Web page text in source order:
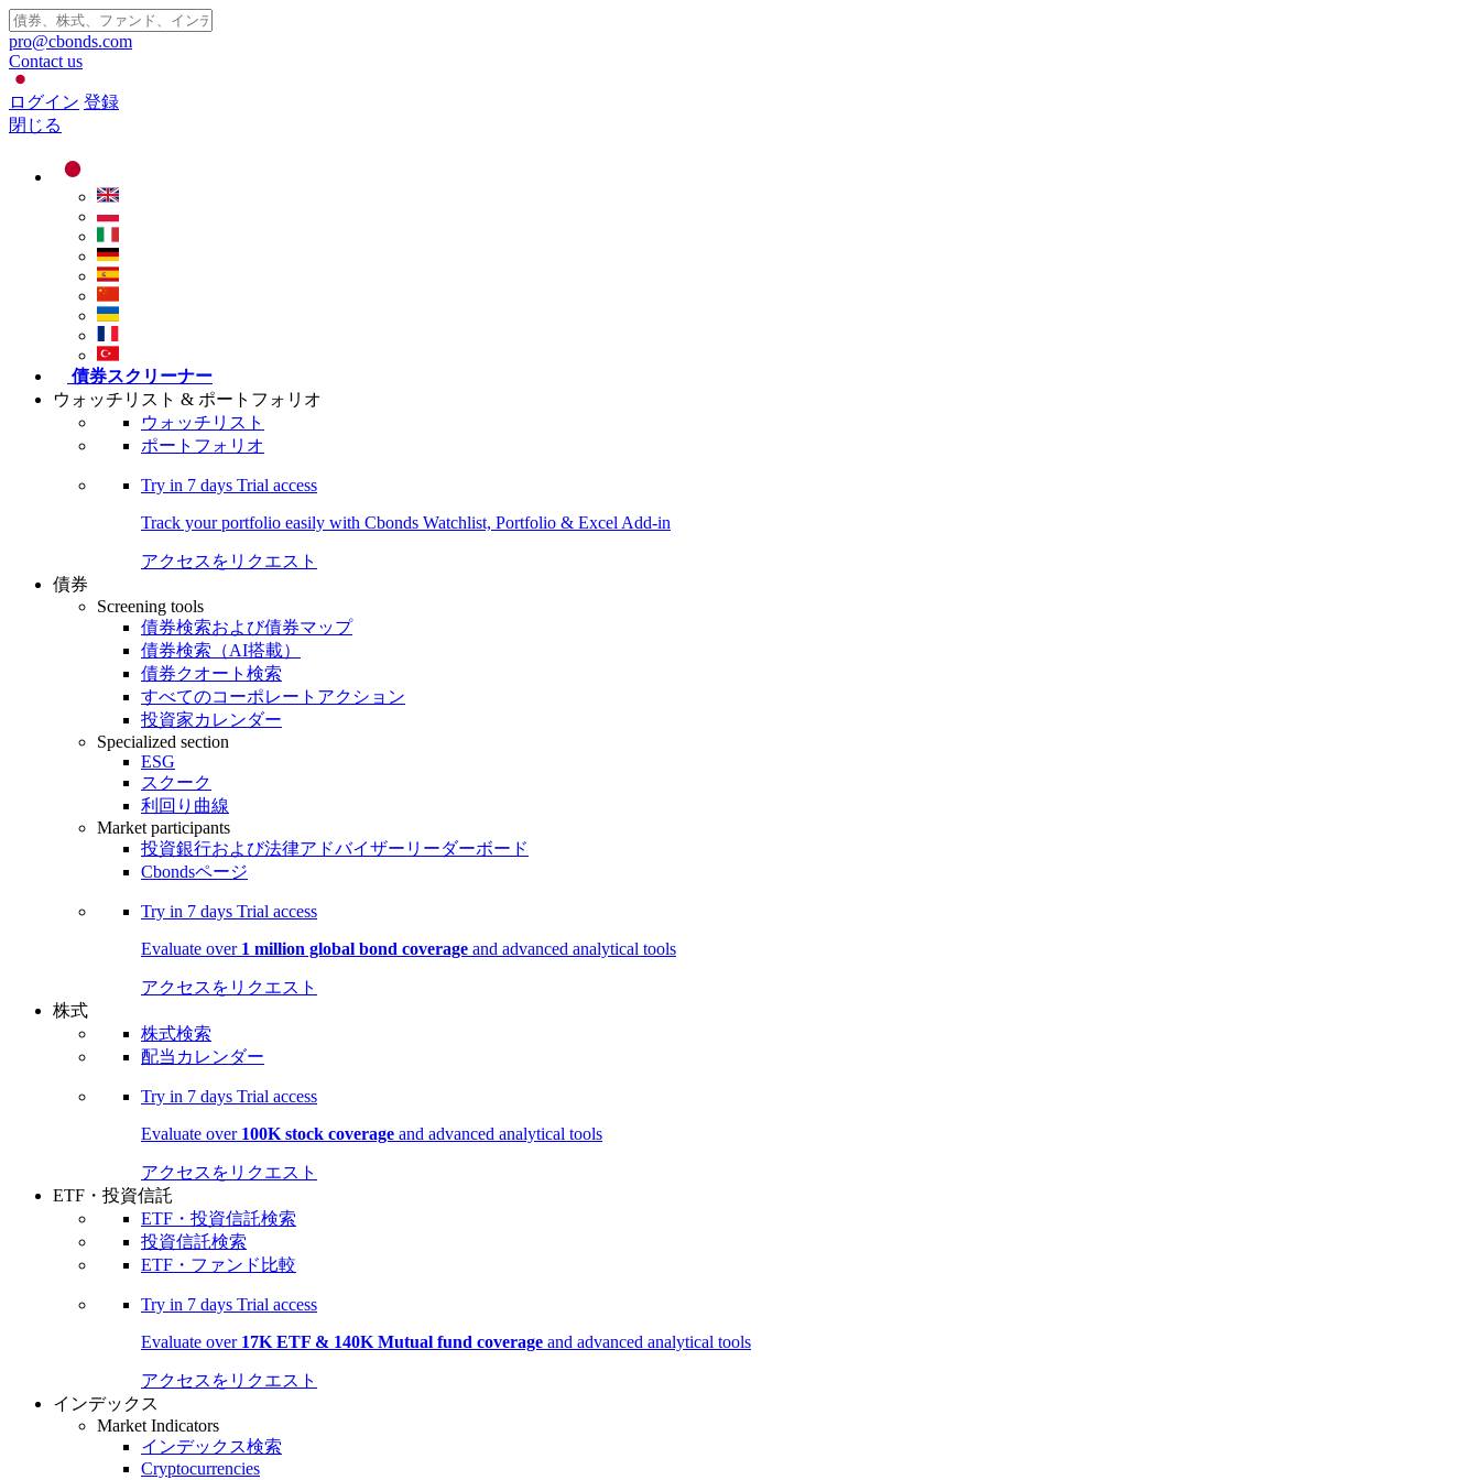
pro@cbonds.com
Contact us
ログイン 登録
閉じる
債券スクリーナー
ウォッチリスト & ポートフォリオ
ウォッチリスト
ポートフォリオ
Try in 7 days Trial access
Track your portfolio easily with Cbonds Watchlist, Portfolio & Excel Add-in
アクセスをリクエスト
債券
Screening tools
債券検索および債券マップ
債券検索（AI搭載）
債券クオート検索
すべてのコーポレートアクション
投資家カレンダー
Specialized section
ESG
スクーク
利回り曲線
Market participants
投資銀行および法律アドバイザーリーダーボード
Cbondsページ
Try in 7 days Trial access
Evaluate over 1 million global bond coverage and advanced analytical tools
アクセスをリクエスト
株式
株式検索
配当カレンダー
Try in 7 days Trial access
Evaluate over 100K stock coverage and advanced analytical tools
アクセスをリクエスト
ETF・投資信託
ETF・投資信託検索
投資信託検索
ETF・ファンド比較
Try in 7 days Trial access
Evaluate over 17K ETF & 140K Mutual fund coverage and advanced analytical tools
アクセスをリクエスト
インデックス
Market Indicators
インデックス検索
Cryptocurrencies